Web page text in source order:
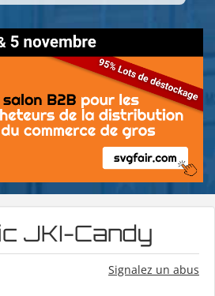
JKI-Candy
Signalez un abus